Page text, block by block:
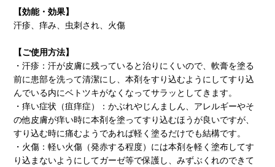
【効能・効果】
汗疹、痒み、虫刺され、火傷
【ご使用方法】
・汗疹：汗が皮膚に残っていると治りにくいので、軟膏を塗る
前に患部を洗って清潔にし、本剤をすり込むようにしてすり込
んでいる内にベトツキがなくなってサラッとしてきます。
・痒い症状（疽痒症）：かぶれやじんましん、アレルギーやそ
の他皮膚が痒い時に本剤を塗ってすり込むほうが良いですが、
すり込む時に痛むようであれば軽く塗るだけでも結構です。
・火傷：軽い火傷（発赤する程度）には本剤を軽く塗布してす
り込まないようにしてガーゼ等で保護し、みずぶくれのできて